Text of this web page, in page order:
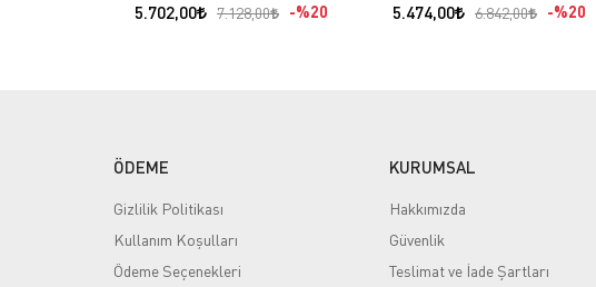
5.702,00 7.128,00 %20 5.474,00 6.842,00 %20
ÖDEME
Gizlilik Politikası
Kullanım Koşulları
Ödeme Seçenekleri
KURUMSAL
Hakkımızda
Güvenlik
Teslimat ve İade Şartları